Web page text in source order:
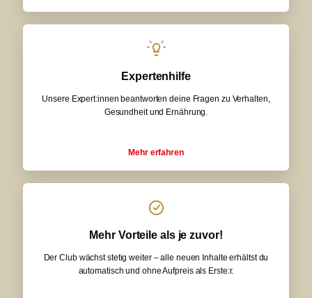
Expertenhilfe
Unsere Expert:innen beantworten deine Fragen zu Verhalten,
Gesundheit und Ernährung.
Mehr erfahren
Mehr Vorteile als je zuvor!
Der Club wächst stetig weiter – alle neuen Inhalte erhältst du
automatisch und ohne Aufpreis als Erste:r.